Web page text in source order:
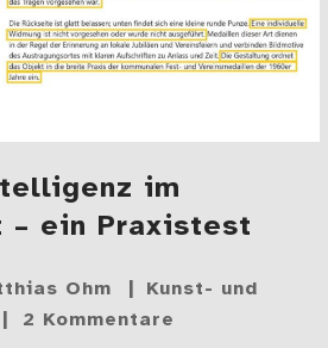
im
– ein Praxistest
Ohm
Kunst- und
2 Kommentare